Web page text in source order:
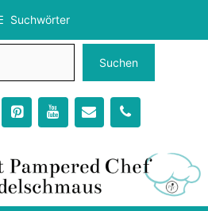
Suchwörter
Suchen